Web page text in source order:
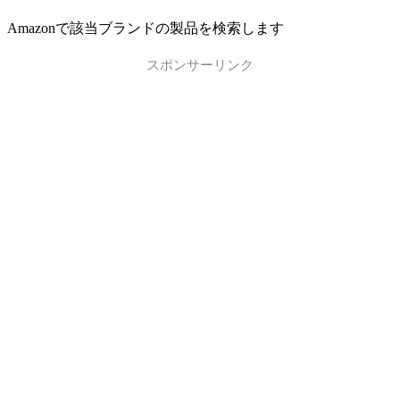
Amazonで該当ブランドの製品を検索します
スポンサーリンク